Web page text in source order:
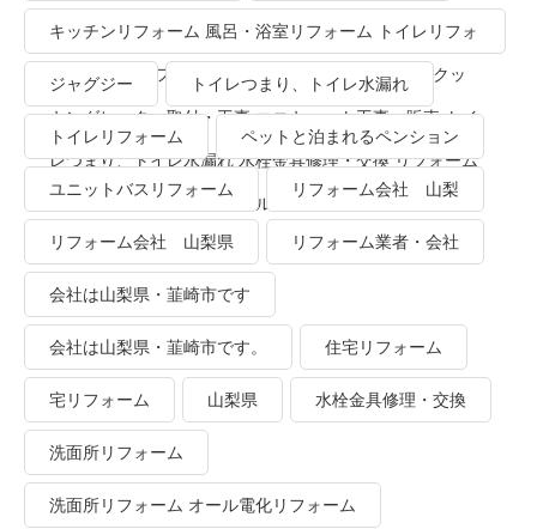
キッチンリフォーム 風呂・浴室リフォーム トイレリフォ
ーム 洗面所リフォーム オール電化リフォーム ＩＨクッ
キングヒーター取付・工事 エコキュート工事・販売 トイ
レつまり、トイレ水漏れ 水栓金具修理・交換 リフォーム
業者・会社 ＴＯＴＯリモデルクラブ
ジャグジー トイレつまり、トイレ水漏れ
トイレリフォーム ペットと泊まれるペンション
ユニットバスリフォーム リフォーム会社 山梨
リフォーム会社 山梨県 リフォーム業者・会社
会社は山梨県・韮崎市です
会社は山梨県・韮崎市です。 住宅リフォーム
宅リフォーム 山梨県 水栓金具修理・交換
洗面所リフォーム
洗面所リフォーム オール電化リフォーム